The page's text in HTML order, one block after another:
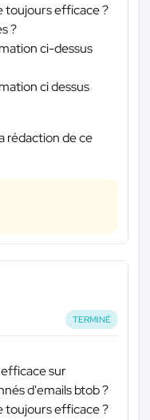
toujours efficace ?
?
ci-dessus
ci dessus
rédaction de ce
TERMINÉ
sur
d'emails btob ?
toujours efficace ?